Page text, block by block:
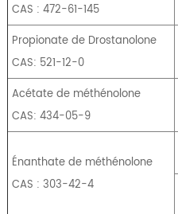
CAS : 472-61-145
Propionate de Drostanolone
CAS: 521-12-0
Acétate de méthénolone
CAS: 434-05-9
Énanthate de méthénolone
CAS : 303-42-4